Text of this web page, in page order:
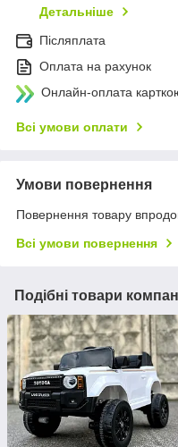
Детальніше
Післяплата
Оплата на рахунок
Онлайн-оплата
Всі умови оплати
Умови повернення
Повернення товару
Всі умови повернення
Подібні товари